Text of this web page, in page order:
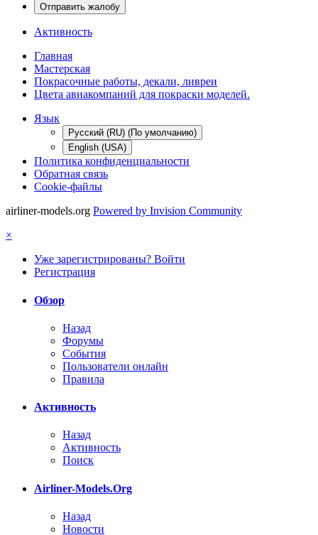
Отправить жалобу
Активность
Главная
Мастерская
Покрасочные работы, декали, ливреи
Цвета авиакомпаний для покраски моделей.
Язык
Русский (RU) (По умолчанию)
English (USA)
Политика конфиденциальности
Обратная связь
Cookie-файлы
airliner-models.org Powered by Invision Community
×
Уже зарегистрированы? Войти
Регистрация
Обзор
Назад
Форумы
События
Пользователи онлайн
Правила
Активность
Назад
Активность
Поиск
Airliner-Models.Org
Назад
Новости